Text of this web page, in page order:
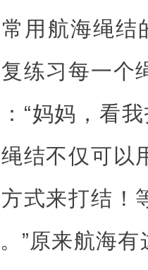
用航海绳结
练习每一个
“妈妈，看
结不仅可以
式来打结！
”原来航海